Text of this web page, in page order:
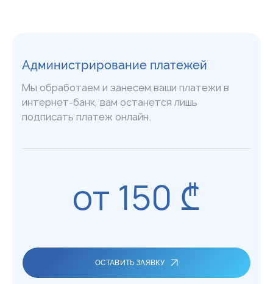
Администрирование платежей
Мы обработаем и занесем ваши платежи в
интернет-банк, вам останется лишь
подписать платеж онлайн.
от 150 ₾
ОСТАВИТЬ ЗАЯВКУ